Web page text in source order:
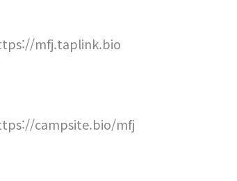
mfj.taplink.bio
campsite.bio/mfj